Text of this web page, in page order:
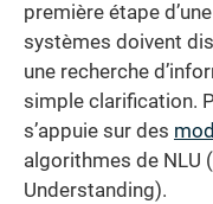
première étape
systèmes doivent
une recherche
simple clarification.
s’appuie sur des
algorithmes de NLU
Understanding).